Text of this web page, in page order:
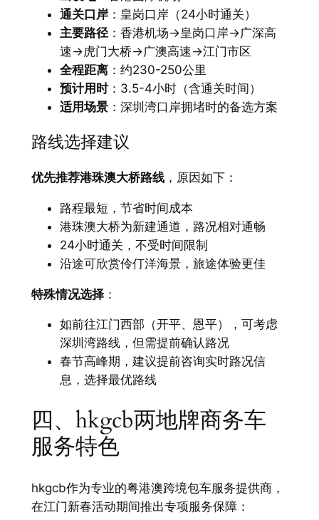
通关口岸：皇岗口岸（24小时通关）
主要路径：香港机场→皇岗口岸→广深高
速→虎门大桥→广澳高速→江门市区
全程距离：约230-250公里
预计用时：3.5-4小时（含通关时间）
适用场景：深圳湾口岸拥堵时的备选方案
路线选择建议
优先推荐港珠澳大桥路线，原因如下：
路程最短，节省时间成本
港珠澳大桥为新建通道，路况相对通畅
24小时通关，不受时间限制
沿途可欣赏伶仃洋海景，旅途体验更佳
特殊情况选择：
如前往江门西部（开平、恩平），可考虑
深圳湾路线，但需提前确认路况
春节高峰期，建议提前咨询实时路况信
息，选择最优路线
四、hkgcb两地牌商务车
服务特色
hkgcb作为专业的粤港澳跨境包车服务提供商，
在江门新春活动期间推出专项服务保障：